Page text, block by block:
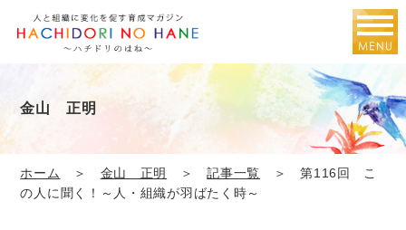
金山 正明
ホーム ＞ 金山 正明 ＞記事一覧 ＞ 第116回 こ
の人に聞く！～人・組織が羽ばたく時～